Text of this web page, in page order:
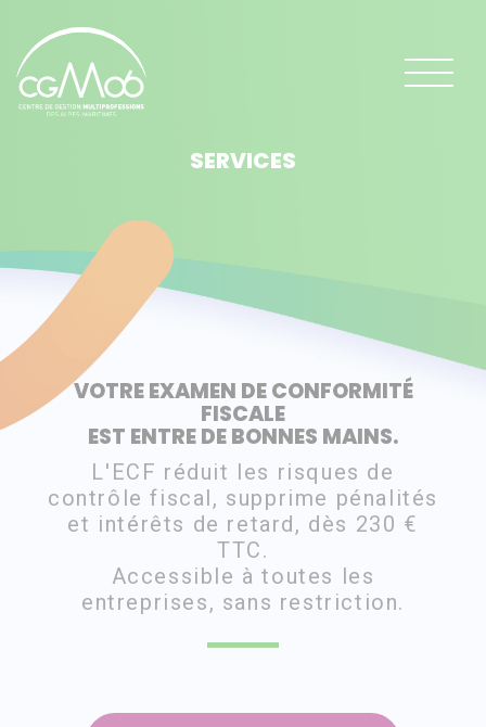
SERVICES
VOTRE EXAMEN DE CONFORMITÉ
FISCALE
EST ENTRE DE BONNES MAINS.
L'ECF réduit les risques de
contrôle fiscal, supprime pénalités
et intérêts de retard, dès 230 €
TTC.
Accessible à toutes les
entreprises, sans restriction.